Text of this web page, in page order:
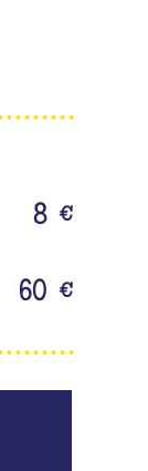
8 €
60 €